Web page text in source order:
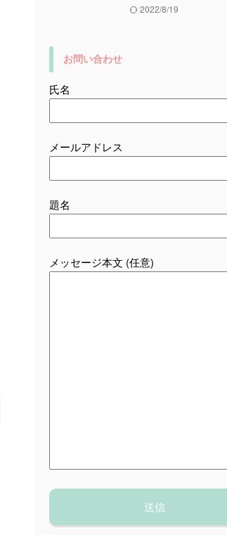
2022/8/19
お問い合わせ
氏名
メールアドレス
題名
メッセージ本文 (任意)